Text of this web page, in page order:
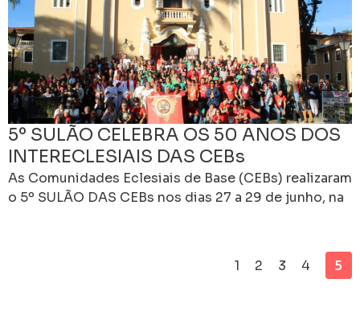
5º SULÃO CELEBRA OS 50 ANOS DOS
INTERECLESIAIS DAS CEBs
As Comunidades Eclesiais de Base (CEBs) realizaram
o 5º SULÃO DAS CEBs nos dias 27 a 29 de junho, na
1 2 3 4 5